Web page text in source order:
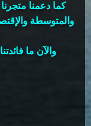
كما دعمنا
والمتوسطة
والآن ما